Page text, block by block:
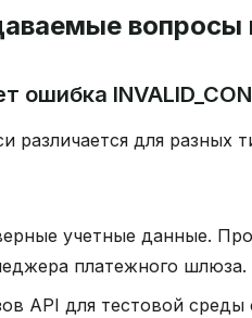
вопросы
ошибка
различается для разных
учетные данные.
платежного шлюза.
API для тестовой